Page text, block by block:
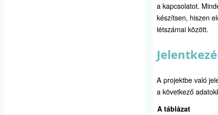
a kapcsolatot.
készítsen, hiszen
létszámai között.
A projektbe való
a következő
A táblázat